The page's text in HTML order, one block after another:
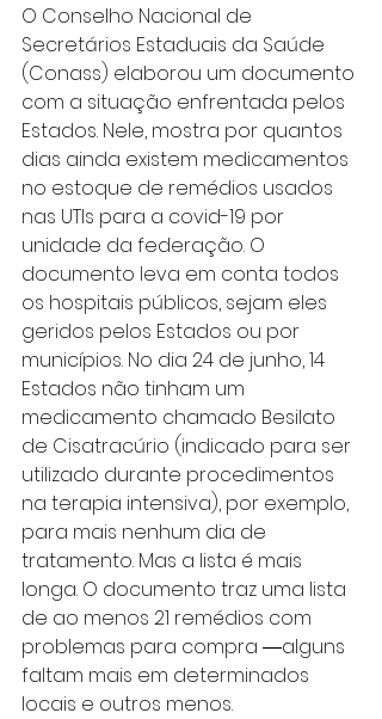
O Conselho Nacional de
Secretários Estaduais da Saúde
(Conass) elaborou um documento
com a situação enfrentada pelos
Estados. Nele, mostra por quantos
dias ainda existem medicamentos
no estoque de remédios usados
nas UTIs para a covid-19 por
unidade da federação. O
documento leva em conta todos
os hospitais públicos, sejam eles
geridos pelos Estados ou por
municípios. No dia 24 de junho, 14
Estados não tinham um
medicamento chamado Besilato
de Cisatracúrio (indicado para ser
utilizado durante procedimentos
na terapia intensiva), por exemplo,
para mais nenhum dia de
tratamento. Mas a lista é mais
longa. O documento traz uma lista
de ao menos 21 remédios com
problemas para compra ―alguns
faltam mais em determinados
locais e outros menos.